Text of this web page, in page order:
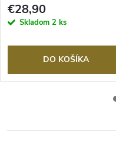
€28,90
Skladom 2 ks
DO KOŠÍKA